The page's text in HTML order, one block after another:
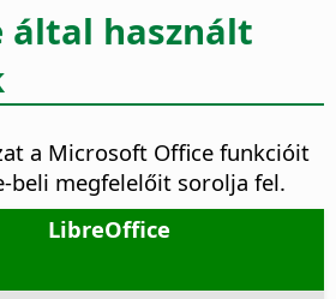
által használt
a Microsoft Office funkcióit
beli megfelelőit sorolja fel.
LibreOffice